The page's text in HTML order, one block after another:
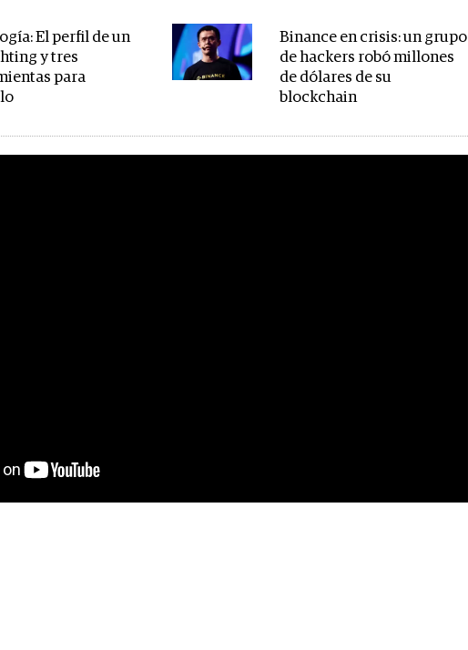
El perfil de un
y tres
para
Binance en crisis: un grupo
de hackers robó millones
de dólares de su
blockchain